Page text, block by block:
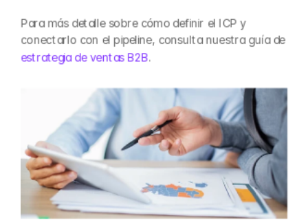
Para más detalle sobre cómo definir el ICP y
conectarlo con el pipeline, consulta nuestra guía de
estrategia de ventas B2B.